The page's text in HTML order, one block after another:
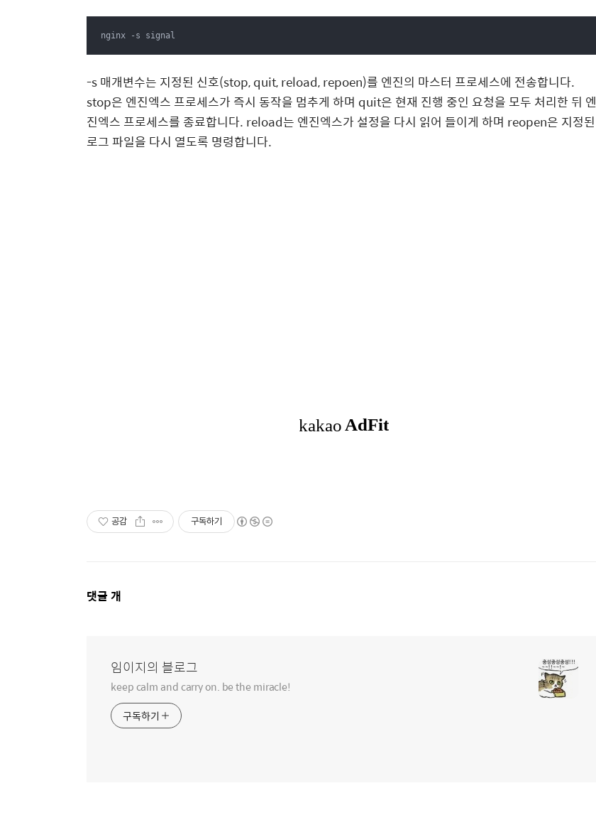
nginx -s signal
-s 매개변수는 지정된 신호(stop, quit, reload, repoen)를 엔진의 마스터 프로세스에 전송합니다.
stop은 엔진엑스 프로세스가 즉시 동작을 멈추게 하며 quit은 현재 진행 중인 요청을 모두 처리한 뒤 엔
진엑스 프로세스를 종료합니다. reload는 엔진엑스가 설정을 다시 읽어 들이게 하며 reopen은 지정된
로그 파일을 다시 열도록 명령합니다.
공감 구독하기
댓
댓글 개
임이지의 블로그
keep calm and carry on. be the miracle!
구독하기